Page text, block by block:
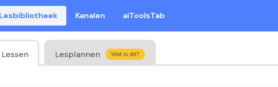
Lesbibliotheek Kanalen aiToolsTab
Lessen Lesplannen Wat is dit?